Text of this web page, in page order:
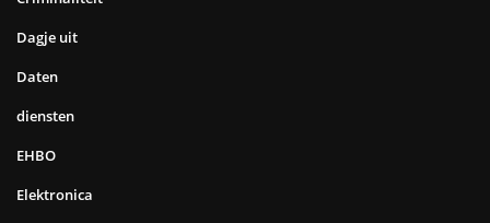
Dagje uit
Daten
diensten
EHBO
Elektronica